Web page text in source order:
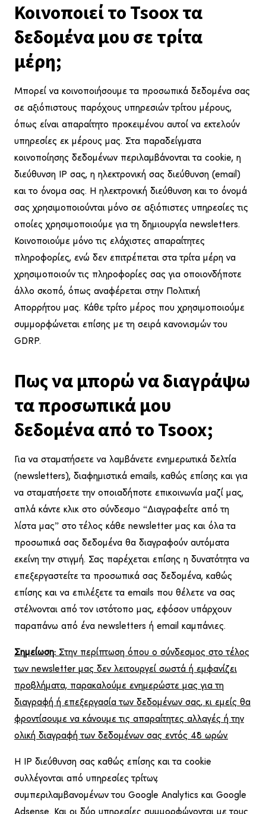
Κοινοποιεί το Tsoox τα
δεδομένα μου σε τρίτα
μέρη;
Μπορεί να κοινοποιήσουμε τα προσωπικά δεδομένα σας
σε αξιόπιστους παρόχους υπηρεσιών τρίτου μέρους,
όπως είναι απαραίτητο προκειμένου αυτοί να εκτελούν
υπηρεσίες εκ μέρους μας. Στα παραδείγματα
κοινοποίησης δεδομένων περιλαμβάνονται τα cookie, η
διεύθυνση IP σας, η ηλεκτρονική σας διεύθυνση (email)
και το όνομα σας. Η ηλεκτρονική διεύθυνση και το όνομά
σας χρησιμοποιούνται μόνο σε αξιόπιστες υπηρεσίες τις
οποίες χρησιμοποιούμε για τη δημιουργία newsletters.
Κοινοποιούμε μόνο τις ελάχιστες απαραίτητες
πληροφορίες, ενώ δεν επιτρέπεται στα τρίτα μέρη να
χρησιμοποιούν τις πληροφορίες σας για οποιονδήποτε
άλλο σκοπό, όπως αναφέρεται στην Πολιτική
Απορρήτου μας. Κάθε τρίτο μέρος που χρησιμοποιούμε
συμμορφώνεται επίσης με τη σειρά κανονισμών του
GDRP.
Πως να μπορώ να διαγράψω
τα προσωπικά μου
δεδομένα από το Tsoox;
Για να σταματήσετε να λαμβάνετε ενημερωτικά δελτία
(newsletters), διαφημιστικά emails, καθώς επίσης και για
να σταματήσετε την οποιαδήποτε επικοινωνία μαζί μας,
απλά κάντε κλικ στο σύνδεσμο “Διαγραφείτε από τη
λίστα μας” στο τέλος κάθε newsletter μας και όλα τα
προσωπικά σας δεδομένα θα διαγραφούν αυτόματα
εκείνη την στιγμή. Σας παρέχεται επίσης η δυνατότητα να
επεξεργαστείτε τα προσωπικά σας δεδομένα, καθώς
επίσης και να επιλέξετε τα emails που θέλετε να σας
στέλνονται από τον ιστότοπο μας, εφόσον υπάρχουν
παραπάνω από ένα newsletters ή email καμπάνιες.
Σημείωση: Στην περίπτωση όπου ο σύνδεσμος στο τέλος
των newsletter μας δεν λειτουργεί σωστά ή εμφανίζει
προβλήματα, παρακαλούμε ενημερώστε μας για τη
διαγραφή ή επεξεργασία των δεδομένων σας, κι εμείς θα
φροντίσουμε να κάνουμε τις απαραίτητες αλλαγές ή την
ολική διαγραφή των δεδομένων σας εντός 48 ωρών.
Η IP διεύθυνση σας καθώς επίσης και τα cookie
συλλέγονται από υπηρεσίες τρίτων,
συμπεριλαμβανομένων του Google Analytics και Google